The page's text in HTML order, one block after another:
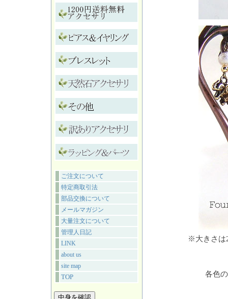
ご注文について
特定商取引法
部品交換について
メールマガジン
大量注文について
管理人日記
LINK
about us
site map
TOP
※大きさは
各色